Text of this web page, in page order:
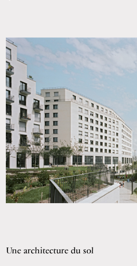
Une architecture du sol